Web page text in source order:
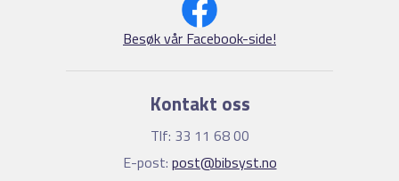
Besøk vår Facebook-side!
Kontakt oss
Tlf: 33 11 68 00
E-post: post@bibsyst.no